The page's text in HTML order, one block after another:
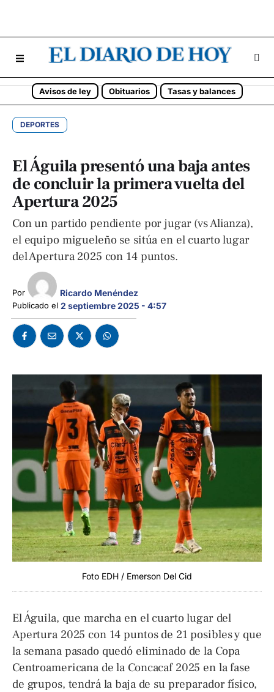
Avisos de ley Obituarios Tasas y balances
DEPORTES
El Águila presentó una baja antes
de concluir la primera vuelta del
Apertura 2025
Con un partido pendiente por jugar (vs Alianza),
el equipo migueleño se sitúa en el cuarto lugar
del Apertura 2025 con 14 puntos.
Por Ricardo Menéndez
Publicado el 2 septiembre 2025 - 4:57
Foto EDH / Emerson Del Cid
El Águila, que marcha en el cuarto lugar del
Apertura 2025 con 14 puntos de 21 posibles y que
la semana pasado quedó eliminado de la Copa
Centroamericana de la Concacaf 2025 en la fase
de grupos, tendrá la baja de su preparador físico,